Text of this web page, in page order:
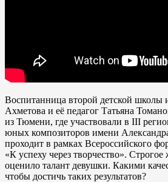
Воспитанница второй детской школы
Ахметова и её педагог Татьяна
из Тюмени, где участвовали в III
юных композиторов имени
проходит в рамках Всероссийского
«К успеху через творчество». Строгое
оценило талант девушки. Какими
чтобы достичь таких результатов?